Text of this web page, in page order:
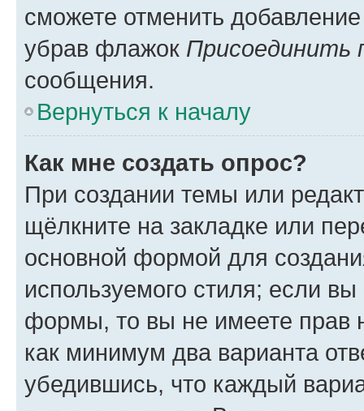
сможете отменить
убрав флажок Присоединить
сообщения.
Вернуться к началу
Как мне создать опрос?
При создании темы или
щёлкните на закладке или
основной формой для
используемого стиля; если
формы, то вы не имеете прав
как минимум два варианта
убедившись, что каждый